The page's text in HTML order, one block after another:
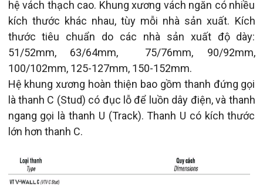
hệ vách thạch cao. Khung xương vách ngăn có nhiều
kích thước khác nhau, tùy mỗi nhà sản xuất. Kích
thước tiêu chuẩn do các nhà sản xuất độ dày:
51/52mm, 63/64mm, 75/76mm, 90/92mm,
100/102mm, 125-127mm, 150-152mm.
Hệ khung xương hoàn thiện bao gồm thanh đứng gọi
là thanh C (Stud) có đục lỗ để luồn dây điện, và thanh
ngang gọi là thanh U (Track). Thanh U có kích thước
lớn hơn thanh C.